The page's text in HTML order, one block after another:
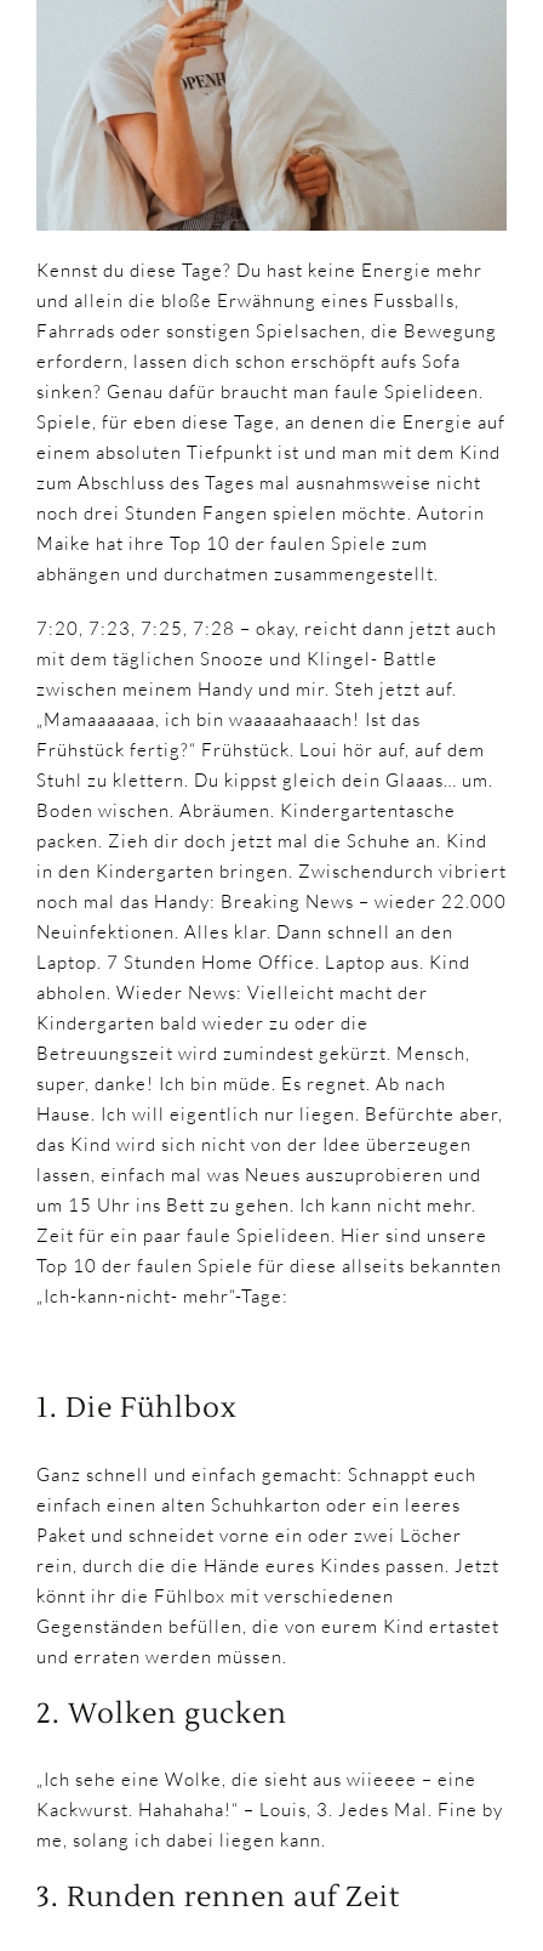
Kennst du diese Tage? Du hast keine Energie mehr
und allein die bloße Erwähnung eines Fussballs,
Fahrrads oder sonstigen Spielsachen, die Bewegung
erfordern, lassen dich schon erschöpft aufs Sofa
sinken? Genau dafür braucht man faule Spielideen.
Spiele, für eben diese Tage, an denen die Energie auf
einem absoluten Tiefpunkt ist und man mit dem Kind
zum Abschluss des Tages mal ausnahmsweise nicht
noch drei Stunden Fangen spielen möchte. Autorin
Maike hat ihre Top 10 der faulen Spiele zum
abhängen und durchatmen zusammengestellt.
7:20, 7:23, 7:25, 7:28 – okay, reicht dann jetzt auch
mit dem täglichen Snooze und Klingel- Battle
zwischen meinem Handy und mir. Steh jetzt auf.
„Mamaaaaaaa, ich bin waaaaahaaach! Ist das
Frühstück fertig?“ Frühstück. Loui hör auf, auf dem
Stuhl zu klettern. Du kippst gleich dein Glaaas… um.
Boden wischen. Abräumen. Kindergartentasche
packen. Zieh dir doch jetzt mal die Schuhe an. Kind
in den Kindergarten bringen. Zwischendurch vibriert
noch mal das Handy: Breaking News – wieder 22.000
Neuinfektionen. Alles klar. Dann schnell an den
Laptop. 7 Stunden Home Office. Laptop aus. Kind
abholen. Wieder News: Vielleicht macht der
Kindergarten bald wieder zu oder die
Betreuungszeit wird zumindest gekürzt. Mensch,
super, danke! Ich bin müde. Es regnet. Ab nach
Hause. Ich will eigentlich nur liegen. Befürchte aber,
das Kind wird sich nicht von der Idee überzeugen
lassen, einfach mal was Neues auszuprobieren und
um 15 Uhr ins Bett zu gehen. Ich kann nicht mehr.
Zeit für ein paar faule Spielideen. Hier sind unsere
Top 10 der faulen Spiele für diese allseits bekannten
„Ich-kann-nicht- mehr“-Tage:
1. Die Fühlbox
Ganz schnell und einfach gemacht: Schnappt euch
einfach einen alten Schuhkarton oder ein leeres
Paket und schneidet vorne ein oder zwei Löcher
rein, durch die die Hände eures Kindes passen. Jetzt
könnt ihr die Fühlbox mit verschiedenen
Gegenständen befüllen, die von eurem Kind ertastet
und erraten werden müssen.
2. Wolken gucken
„Ich sehe eine Wolke, die sieht aus wiieeee – eine
Kackwurst. Hahahaha!“ – Louis, 3. Jedes Mal. Fine by
me, solang ich dabei liegen kann.
3. Runden rennen auf Zeit